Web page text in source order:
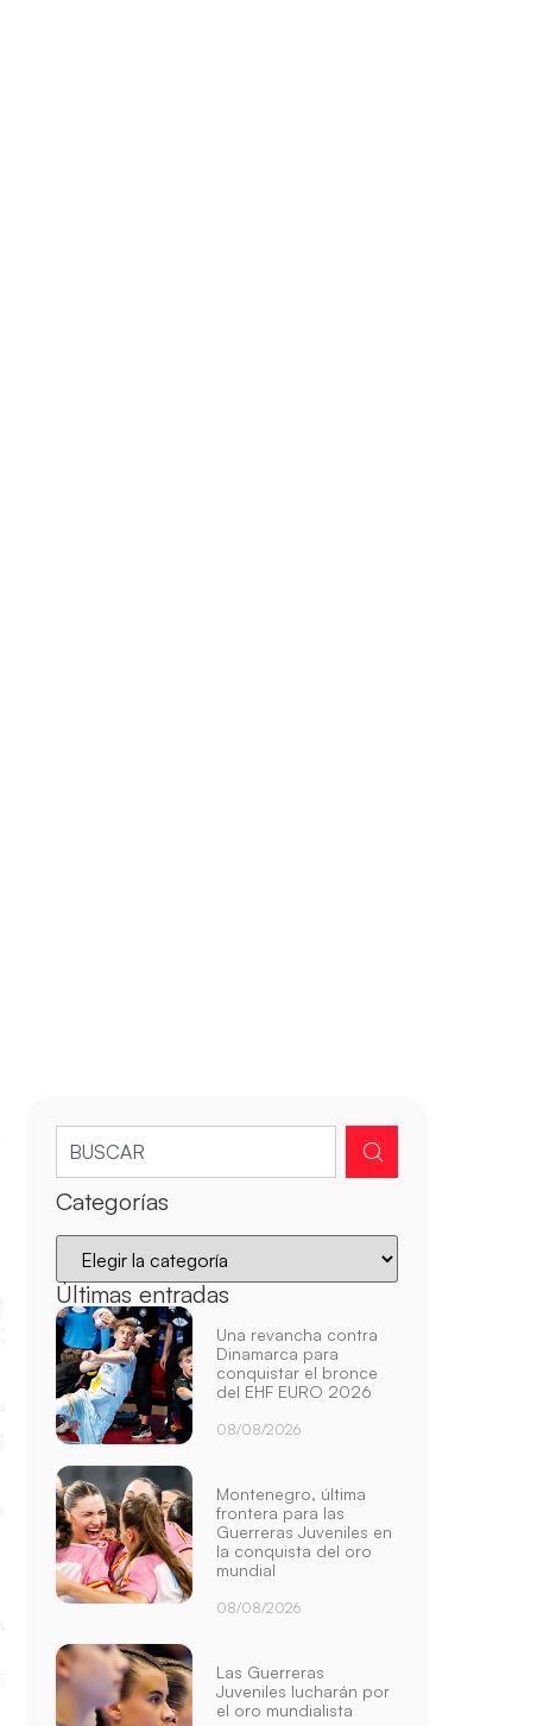
Categorías
Últimas entradas
Una revancha contra
Dinamarca para
conquistar el bronce
del EHF EURO 2026
08/08/2026
Montenegro, última
frontera para las
Guerreras Juveniles en
la conquista del oro
mundial
08/08/2026
Las Guerreras
Juveniles lucharán por
el oro mundialista